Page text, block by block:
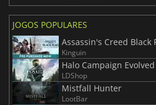
JOGOS POPULARES
Assassin's Creed Black
Kinguin
Halo Campaign Evolved
LDShop
Mistfall Hunter
LootBar